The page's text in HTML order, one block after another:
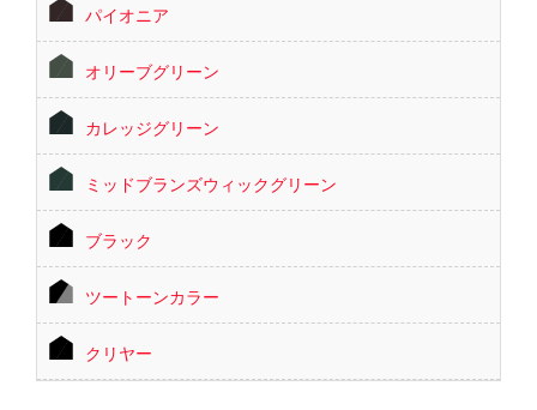
パイオニア
オリーブグリーン
カレッジグリーン
ミッドブランズウィックグリーン
ブラック
ツートーンカラー
クリヤー